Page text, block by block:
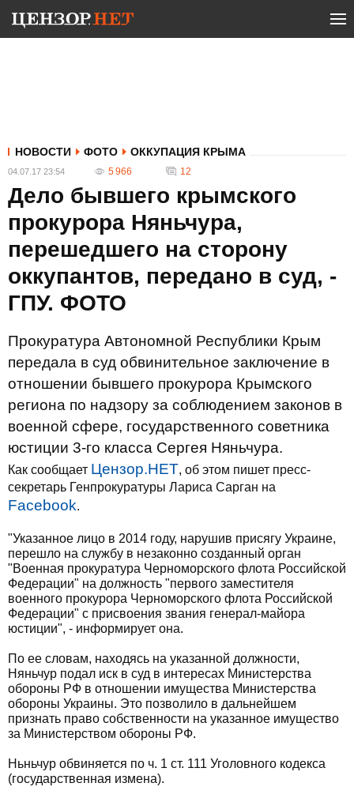
НОВОСТИ ФОТО ОККУПАЦИЯ КРЫМА
04.07.17 23:54 5 966 12
Дело бывшего крымского
прокурора Няньчура,
перешедшего на сторону
оккупантов, передано в суд, -
ГПУ. ФОТО
Прокуратура Автономной Республики Крым
передала в суд обвинительное заключение в
отношении бывшего прокурора Крымского
региона по надзору за соблюдением законов в
военной сфере, государственного советника
юстиции 3-го класса Сергея Няньчура.
Как сообщает Цензор.НЕТ, об этом пишет пресс-
секретарь Генпрокуратуры Лариса Сарган на
Facebook.
"Указанное лицо в 2014 году, нарушив присягу Украине,
перешло на службу в незаконно созданный орган
"Военная прокуратура Черноморского флота Российской
Федерации" на должность "первого заместителя
военного прокурора Черноморского флота Российской
Федерации" с присвоения звания генерал-майора
юстиции", - информирует она.
По ее словам, находясь на указанной должности,
Няньчур подал иск в суд в интересах Министерства
обороны РФ в отношении имущества Министерства
обороны Украины. Это позволило в дальнейшем
признать право собственности на указанное имущество
за Министерством обороны РФ.
Ньньчур обвиняется по ч. 1 ст. 111 Уголовного кодекса
(государственная измена).